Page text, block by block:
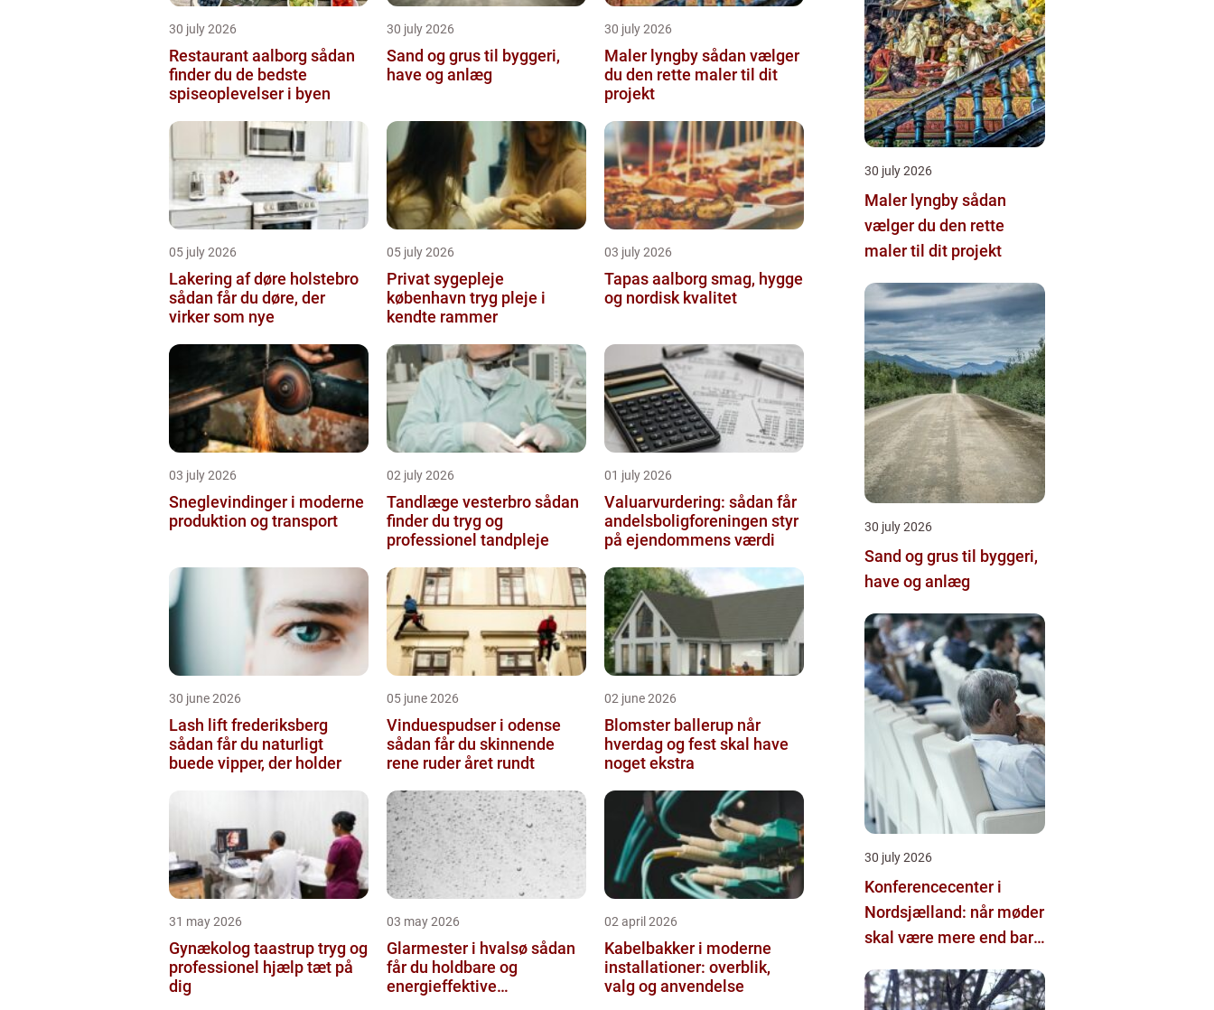
30 july 2026
Restaurant aalborg sådan
finder du de bedste
spiseoplevelser i byen
30 july 2026
Sand og grus til byggeri,
have og anlæg
30 july 2026
Maler lyngby sådan vælger
du den rette maler til dit
projekt
05 july 2026
Lakering af døre holstebro
sådan får du døre, der
virker som nye
05 july 2026
Privat sygepleje
københavn tryg pleje i
kendte rammer
03 july 2026
Tapas aalborg smag, hygge
og nordisk kvalitet
03 july 2026
Sneglevindinger i moderne
produktion og transport
02 july 2026
Tandlæge vesterbro sådan
finder du tryg og
professionel tandpleje
01 july 2026
Valuarvurdering: sådan får
andelsboligforeningen styr
på ejendommens værdi
30 june 2026
Lash lift frederiksberg
sådan får du naturligt
buede vipper, der holder
05 june 2026
Vinduespudser i odense
sådan får du skinnende
rene ruder året rundt
02 june 2026
Blomster ballerup når
hverdag og fest skal have
noget ekstra
31 may 2026
Gynækolog taastrup tryg og
professionel hjælp tæt på
dig
03 may 2026
Glarmester i hvalsø sådan
får du holdbare og
energieffektive
02 april 2026
Kabelbakker i moderne
installationer: overblik,
valg og anvendelse
30 july 2026
Maler lyngby sådan
vælger du den rette
maler til dit projekt
30 july 2026
Sand og grus til byggeri,
have og anlæg
30 july 2026
Konferencecenter i
Nordsjælland: når møder
skal være mere end bare